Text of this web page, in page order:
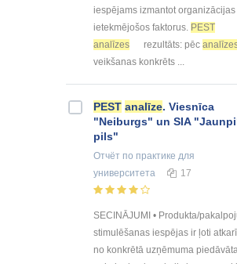
iespējams izmantot organizācijas
ietekmējošos faktorus. PEST
analīzes
rezultāts: pēc
veikšanas konkrēts ...
PEST analīze. Viesnīca
"Neiburgs" un SIA
pils"
Отчёт по практике для
университета
17
SECINĀJUMI • Produkta/
stimulēšanas iespējas ir ļoti
no konkrētā uzņēmuma